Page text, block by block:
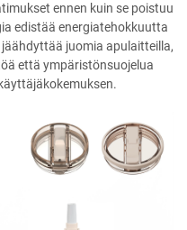
ennen kuin se poistuu
edistää energiatehokkuutta
juomia apulaitteilla,
että ympäristönsuojelua